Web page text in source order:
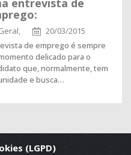
entrevista de
20/03/2015
de emprego é sempre
delicado para o
que, normalmente, tem
e busca…
(LGPD)